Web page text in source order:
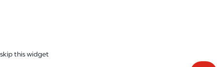
skip this widget